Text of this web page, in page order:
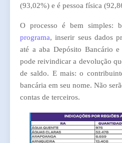
(93,02%) e é pessoa física
O processo é bem simples:
programa, inserir seus dados
até a aba Depósito Bancário e
pode reivindicar a devolução
de saldo. E mais: o
bancária em seu nome. Não
contas de terceiros.